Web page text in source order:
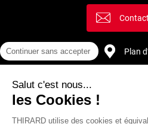
Plan
Continuer sans accepter
Salut c'est nous...
les Cookies !
THIRARD utilise des cookies et